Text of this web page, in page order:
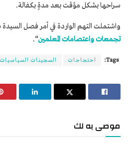
سراحها بشكل مؤقت بعد مدةٍ بكفالة.
واشتملت التهم الواردة في أمر فصل السيدة
تجمعات واعتصامات المعلمين“.
Tags: احتجاجات السجينات السياسيات
موصى به لك